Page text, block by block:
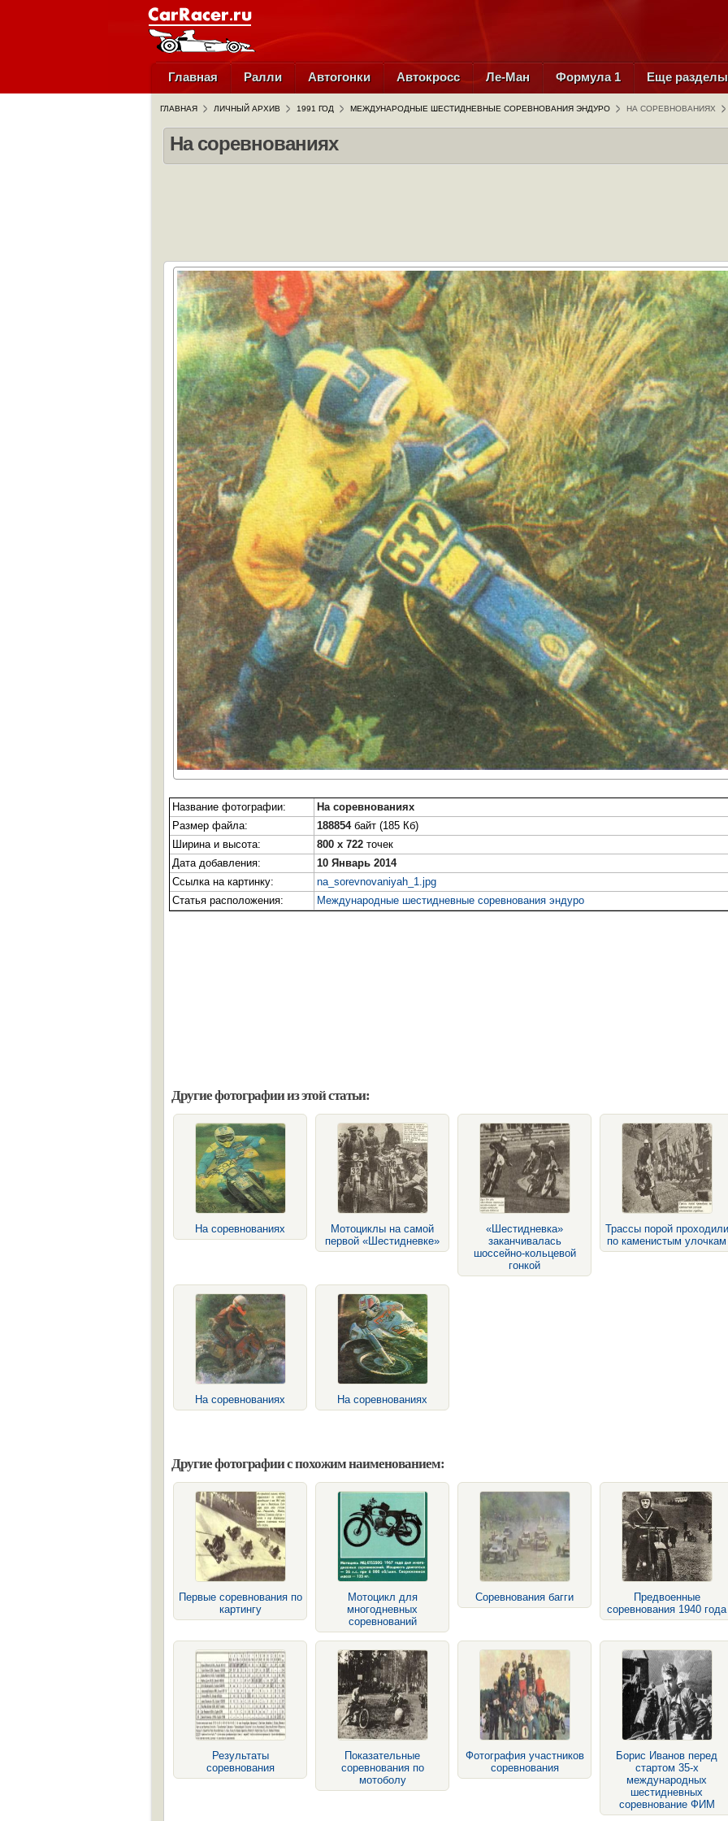
Главная Ралли Автогонки Автокросс Ле-Ман Формула 1 Еще
ГЛАВНАЯ ЛИЧНЫЙ АРХИВ 1991 ГОД МЕЖДУНАРОДНЫЕ ШЕСТИДНЕВНЫЕ СОРЕВНОВАНИЯ ЭНДУРО НА СОРЕВНОВАНИЯХ
На соревнованиях
Название фотографии:
На соревнованиях
Размер файла:
188854байт (185 Кб)
Ширина и высота:
800 x 722 точек
Дата добавления:
10 Январь 2014
Ссылка на картинку:
na_sorevnovaniyah_1.jpg
Статья расположения:
Международные шестидневные соревнования эндуро
Другие фотографии из этой статьи:
На соревнованиях
Мотоциклы на самой
первой «Шестидневке»
«Шестидневка»
заканчивалась
шоссейно-кольцевой
гонкой
Трассы порой проходили
по каменистым улочкам
На соревнованиях На соревнованиях
Другие фотографии с похожим наименованием:
Первые соревнования по
картингу
Мотоцикл для
многодневных
соревнований
Соревнования багги
Предвоенные
соревнования 1940 года
Результаты
соревнования
Показательные
соревнования по
мотоболу
Фотография участников
соревнования
Борис Иванов перед
стартом 35-х
международных
шестидневных
соревнование ФИМ